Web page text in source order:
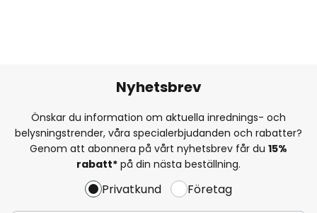
Nyhetsbrev
Önskar du information om aktuella inrednings- och
belysningstrender, våra specialerbjudanden och rabatter?
Genom att abonnera på vårt nyhetsbrev får du 15%
rabatt* på din nästa beställning.
Privatkund Företag